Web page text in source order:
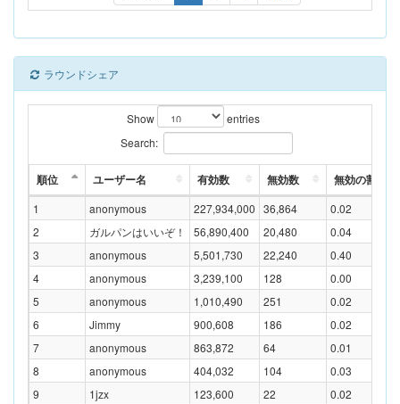
ラウンドシェア
Show
entries
Search:
順位 ユーザー名 有効数 無効数 無効の割合
1 anonymous 227,934,000 36,864
0.02
2
ガルパンはいいぞ！ 56,890,400 20,480
0.04
3
anonymous 5,501,730 22,240
0.40
4
anonymous 3,239,100 128
0.00
5
anonymous 1,010,490 251
0.02
6
Jimmy 900,608 186
0.02
7
anonymous 863,872 64
0.01
8
anonymous 404,032 104
0.03
9
1jzx 123,600 22
0.02